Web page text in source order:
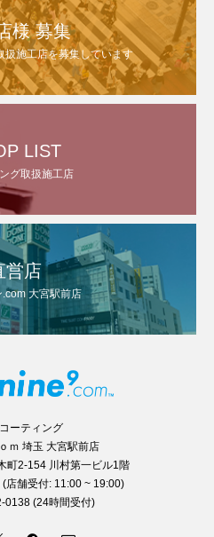
様 募集
扱施工店を募集しています
LIST
グ取扱施工店
営店
大宮駅前店
ーティング
ｍ 埼玉 大宮駅前店
町2-154 川村第一ビル1階
店舗受付: 11:00 ~ 19:00)
0138 (24時間受付)